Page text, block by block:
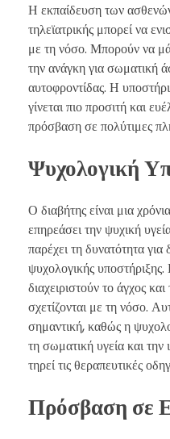
Η εκπαίδευση των
τηλεϊατρικής μπορεί να
με τη νόσο. Μπορούν να
την ανάγκη για σωματική
αυτοφροντίδας. Η
γίνεται πιο προσιτή και
πρόσβαση σε πολύτιμες
Ψυχολογική
Ο διαβήτης είναι μια
επηρεάσει την ψυχική
παρέχει τη δυνατότητα για
ψυχολογικής
διαχειριστούν το άγχος
σχετίζονται με τη νόσο.
σημαντική, καθώς η
τη σωματική υγεία και
τηρεί τις θεραπευτικές
Πρόσβαση σε